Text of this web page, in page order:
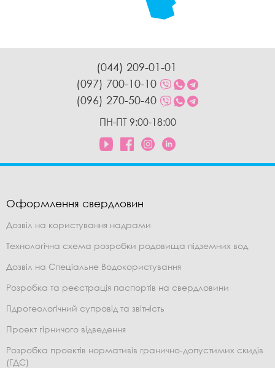
(044) 209-01-01
(097) 700-10-10
(096) 270-50-40
ПН-ПТ 9:00-18:00
Оформлення свердловин
Дозвіл на користування надрами
Технологічна схема розробки родовища підземних вод
Дозвіл на Спеціальне Водокористування
Розробка та реєстрація паспортів на свердловини
Гідрогеологічний супровід та звітність
Проект гірничого відведення
Розробка проектів нормативів гранично-допустимих скидів
(ГДС)